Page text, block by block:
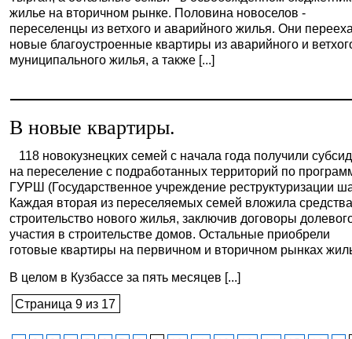
жилье на вторичном рынке. Половина новоселов -
переселенцы из ветхого и аварийного жилья. Они
новые благоустроенные квартиры из аварийного и
муниципального жилья, а также [...]
В новые квартиры.
118 новокузнецких семей с начала года получили
на переселение с подработанных территорий по
ГУРШ (Государственное учреждение реструктуризации
Каждая вторая из переселяемых семей вложила
строительство нового жилья, заключив договоры
участия в строительстве домов. Остальные приобрели
готовые квартиры на первичном и вторичном рынках
В целом в Кузбассе за пять месяцев [...]
Страница 9 из 17